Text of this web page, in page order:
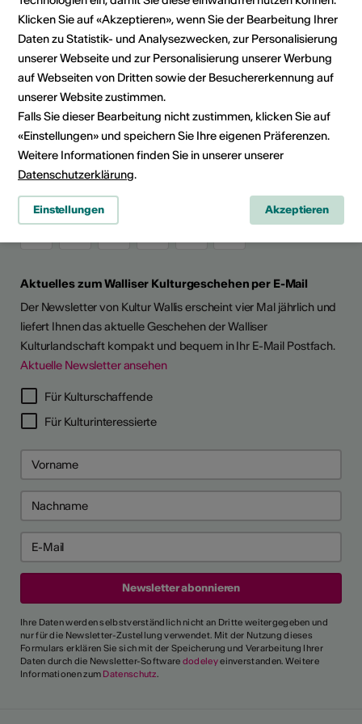
Route planen
ÖV Fahrplan
Kultur Wallis
Rue de Lausanne 45
CH - 1950 Sitten
+41 (0)27 606 45 69
Aktuelles zum Walliser Kulturgeschehen per E-Mail
Der Newsletter von Kultur Wallis erscheint vier Mal jährlich und
liefert Ihnen das aktuelle Geschehen der Walliser
Kulturlandschaft kompakt und bequem in Ihr E-Mail Postfach.
Aktuelle Newsletter ansehen
Für Kulturschaffende
Für Kulturinteressierte
Ihre Daten werden selbstverständlich nicht an Dritte weitergegeben und
nur für die Newsletter-Zustellung verwendet. Mit der Nutzung dieses
Formulars erklären Sie sich mit der Speicherung und Verarbeitung Ihrer
Daten durch die Newsletter-Software dodeleyeinverstanden. Weitere
Informationen zum Datenschutz.
Klicken Sie auf «Akzeptieren», wenn Sie der Bearbeitung Ihrer
Daten zu Statistik- und Analysezwecken, zur Personalisierung
unserer Webseite und zur Personalisierung unserer Werbung
auf Webseiten von Dritten sowie der Besuchererkennung auf
unserer Website zustimmen.
Falls Sie dieser Bearbeitung nicht zustimmen, klicken Sie auf
«Einstellungen» und speichern Sie Ihre eigenen Präferenzen.
Weitere Informationen finden Sie in unserer unserer
Datenschutzerklärung.
Einstellungen Akzeptieren